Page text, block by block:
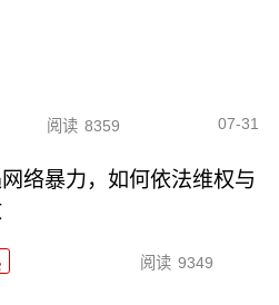
阅读 8359 07-31
络暴力，如何依法维权与
阅读 9349